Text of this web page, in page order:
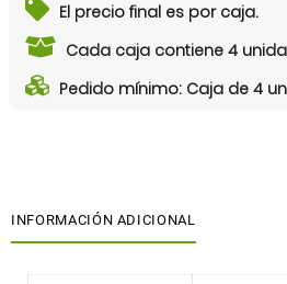
El precio final es por caja.
Cada caja contiene 4
Pedido mínimo: Caja de 4
INFORMACIÓN ADICIONAL